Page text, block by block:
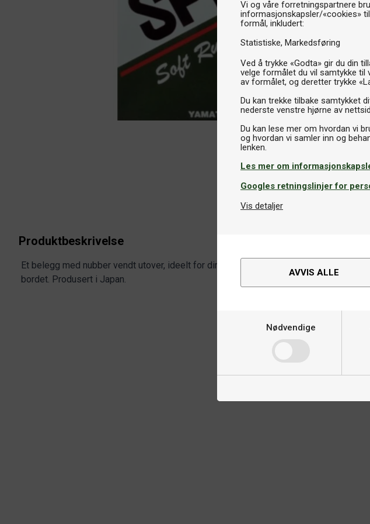
Vi og våre forretningspartnere
informasjonskapsler/«cookies»
formål, inkludert:
Statistiske Markedsføring
Ved å trykke «Godta» gir du din
velge formålet du vil samtykke til
av formålet, og deretter trykke
Du kan trekke tilbake samtykket
nederste venstre hjørne av
Du kan lese mer om hvordan vi
og hvordan vi samler inn og
Les mer om
Googles retningslinjer for
Vis detaljer
AVVIS ALLE
Nødvendige
Produktbeskrivelse
Et belegg med nubber vendt utover, ideelt for direkte, offensive kontringstaktikker nær
bordet. Produsert i Japan.